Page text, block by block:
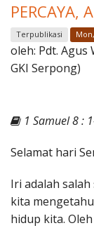
Klasis dan
Berita Kegiatan
Materi
PERCAYA,
Terpublikasi
oleh: Pdt. Agus
GKI Serpong)
1 Samuel 8 :
Selamat hari
Iri adalah
kita
hidup kita.